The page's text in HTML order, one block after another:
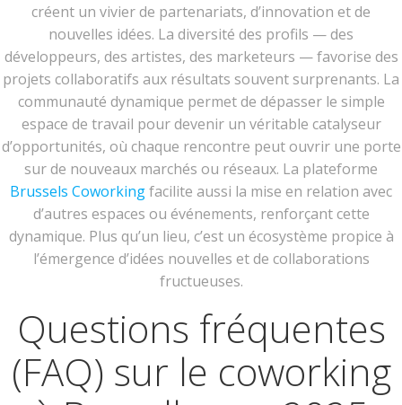
créent un vivier de partenariats, d’innovation et de
nouvelles idées. La diversité des profils — des
développeurs, des artistes, des marketeurs — favorise des
projets collaboratifs aux résultats souvent surprenants. La
communauté dynamique permet de dépasser le simple
espace de travail pour devenir un véritable catalyseur
d’opportunités, où chaque rencontre peut ouvrir une porte
sur de nouveaux marchés ou réseaux. La plateforme
Brussels Coworkingfacilite aussi la mise en relation avec
d’autres espaces ou événements, renforçant cette
dynamique. Plus qu’un lieu, c’est un écosystème propice à
l’émergence d’idées nouvelles et de collaborations
fructueuses.
Questions fréquentes
(FAQ) sur le coworking